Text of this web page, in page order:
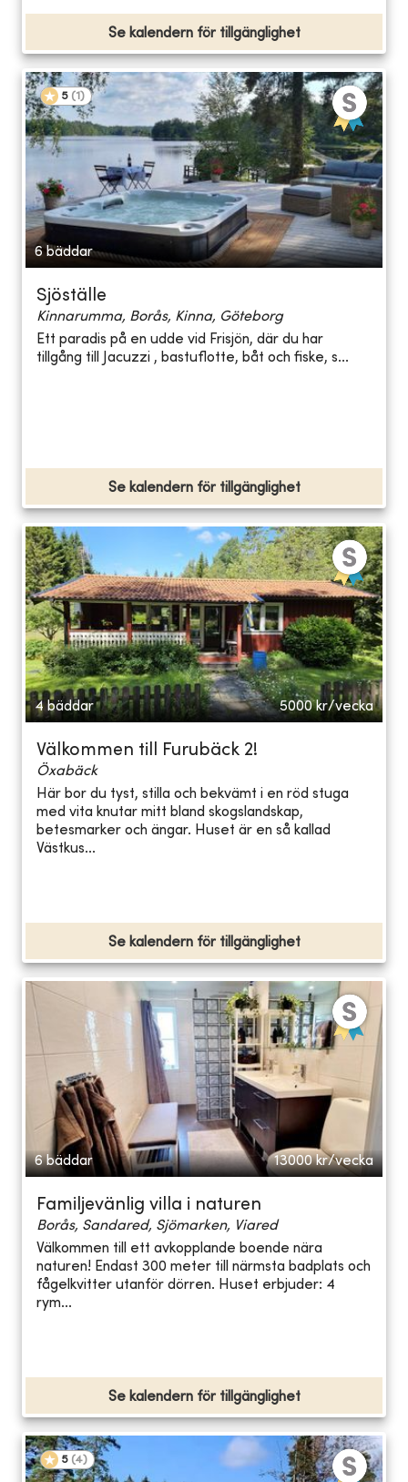
Se kalendern för tillgänglighet
5 (1 )
6 bäddar
Sjöställe
Kinnarumma, Borås, Kinna, Göteborg
Ett paradis på en udde vid Frisjön, där du har
tillgång till Jacuzzi , bastuflotte, båt och fiske, s...
Se kalendern för tillgänglighet
4 bäddar 5000 kr/vecka
Välkommen till Furubäck 2!
Öxabäck
Här bor du tyst, stilla och bekvämt i en röd stuga
med vita knutar mitt bland skogslandskap,
betesmarker och ängar. Huset är en så kallad
Västkus...
Se kalendern för tillgänglighet
6 bäddar 13000 kr/vecka
Familjevänlig villa i naturen
Borås, Sandared, Sjömarken, Viared
Välkommen till ett avkopplande boende nära
naturen! Endast 300 meter till närmsta badplats och
fågelkvitter utanför dörren. Huset erbjuder: 4
rym...
Se kalendern för tillgänglighet
5 (4)